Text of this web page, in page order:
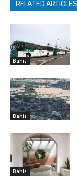
RELATED ARTICLES
Bahia
Bahia
Bahia